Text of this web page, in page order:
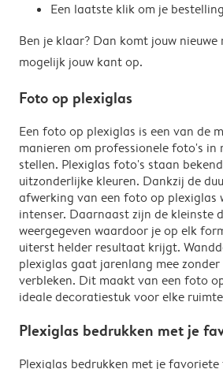
Een laatste klik om je
Ben je klaar? Dan komt jouw nieuwe
mogelijk jouw kant op.
Foto op plexiglas
Een foto op plexiglas is een van de
manieren om professionele foto's in
stellen. Plexiglas foto's staan
uitzonderlijke kleuren. Dankzij de
afwerking van een foto op plexiglas
intenser. Daarnaast zijn de kleinste
weergegeven waardoor je op elk
uiterst helder resultaat krijgt.
plexiglas gaat jarenlang mee
verbleken. Dit maakt van een foto
ideale decoratiestuk voor elke
Plexiglas bedrukken met je
Plexiglas bedrukken met je